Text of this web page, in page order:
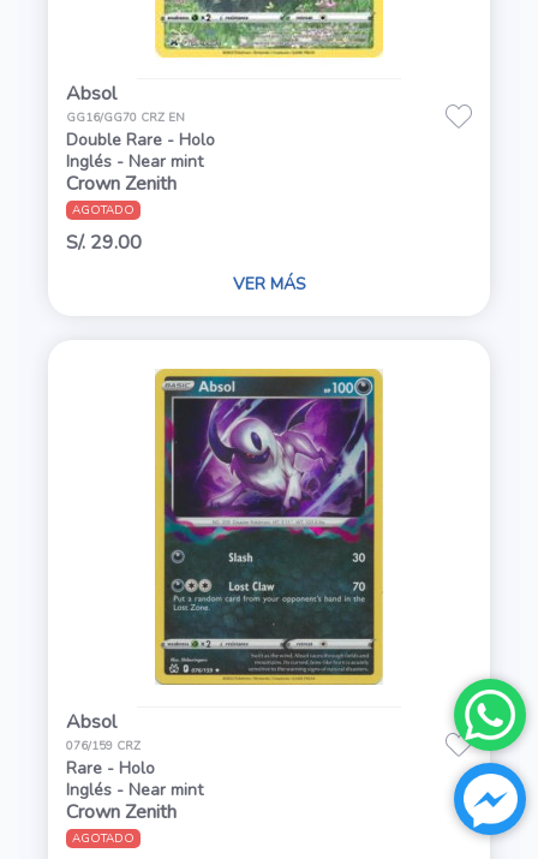
Absol
GG16/GG70 CRZ EN
Double Rare - Holo
Inglés - Near mint
Crown Zenith
AGOTADO
S/. 29.00
VER MÁS
Absol
076/159 CRZ
Rare - Holo
Inglés - Near mint
Crown Zenith
AGOTADO